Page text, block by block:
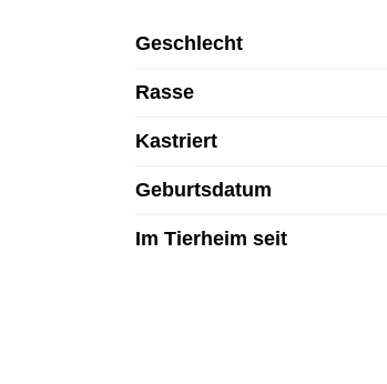
Geschlecht
Rasse
Kastriert
Geburtsdatum
Im Tierheim seit